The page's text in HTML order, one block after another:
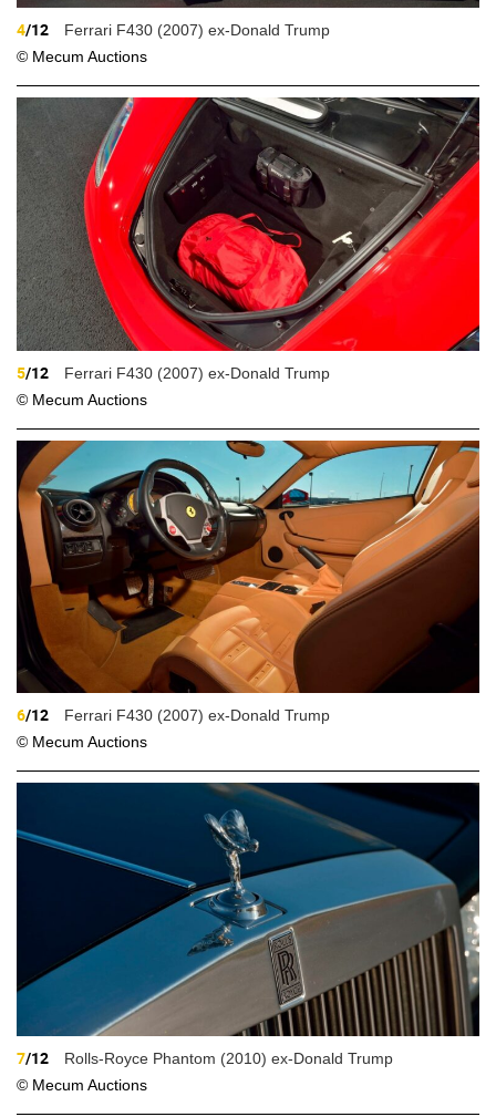
4/12
Ferrari F430 (2007) ex-Donald Trump
© Mecum Auctions
5/12
Ferrari F430 (2007) ex-Donald Trump
© Mecum Auctions
6/12
Ferrari F430 (2007) ex-Donald Trump
© Mecum Auctions
7/12
Rolls-Royce Phantom (2010) ex-Donald Trump
© Mecum Auctions